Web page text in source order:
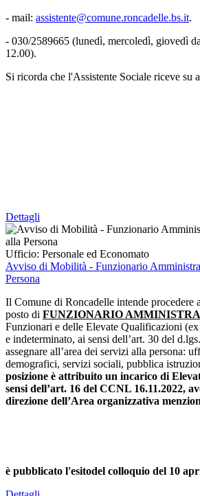
- mail: assistente@comune.roncadelle.bs.it.
- 030/2589665 (lunedì, mercoledì, giovedì
12.00).
Si ricorda che l'Assistente Sociale riceve su
Dettagli
Ufficio: Personale ed Economato
Avviso di Mobilità - Funzionario
Persona
Il Comune di Roncadelle intende procedere
posto di FUNZIONARIO
Funzionari e delle Elevate Qualificazioni
e indeterminato, ai sensi dell’art. 30 del
assegnare all’area dei servizi alla persona:
demografici, servizi sociali, pubblica
posizione è attribuito un incarico di
sensi dell’art. 16 del CCNL 16.11.2022,
direzione dell’Area organizzativa
è pubblicato l'esitodel colloquio del 10